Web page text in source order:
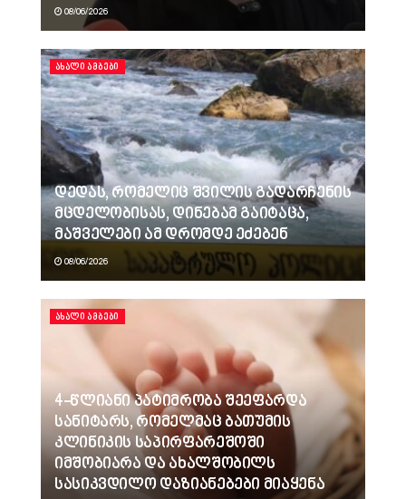
08/06/2026
ᲐᲮᲐᲚᲘ ᲐᲛᲑᲔᲑᲘ
დედას, რომელიც შვილის გადარჩენის
მცდელობისას, დინებამ გაიტაცა,
მაშველები ამ დრომდე ეძებენ
08/06/2026
ᲐᲮᲐᲚᲘ ᲐᲛᲑᲔᲑᲘ
4-წლიანი პატიმრობა შეეფარდა
სანიტარს, რომელმაც ბათუმის
კლინიკის საპირფარეშოში
იმშობიარა და ახალშობილს
სასიკვდილო დაზიანებები მიაყენა